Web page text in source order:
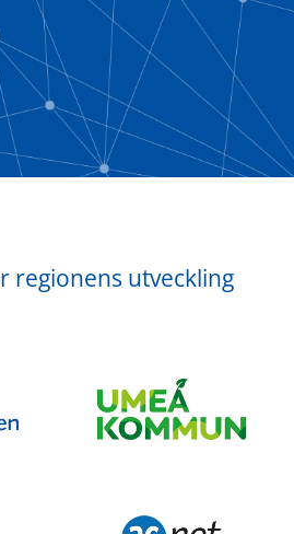
regionens utveckling